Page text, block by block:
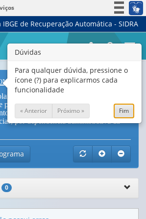
Simplifique!
Legislação
Canais
IBGE de Recuperação Automática - SIDRA
de Saúde do Escolar
frequentando o 9º ano do ensino
percentual, em escolas que informaram
de consumo de cigarro por professores
por dependência administrativa da
0
Dúvidas
Para qualquer dúvida, pressione o
ícone (?) para explicarmos cada
funcionalidade
« Anterior Próximo » Fim